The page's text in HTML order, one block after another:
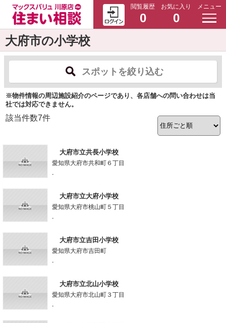
閲覧履歴
0
お気に入り
0
メニュー
大府市の小学校
スポットを絞り込む
※物件情報の周辺施設紹介のページであり、各店舗への問い合わせは当
社では対応できません。
該当件数7件
大府市立共長小学校
愛知県大府市共和町６丁目
-
大府市立大府小学校
愛知県大府市桃山町５丁目
-
大府市立吉田小学校
愛知県大府市吉田町
-
大府市立北山小学校
愛知県大府市北山町３丁目
-